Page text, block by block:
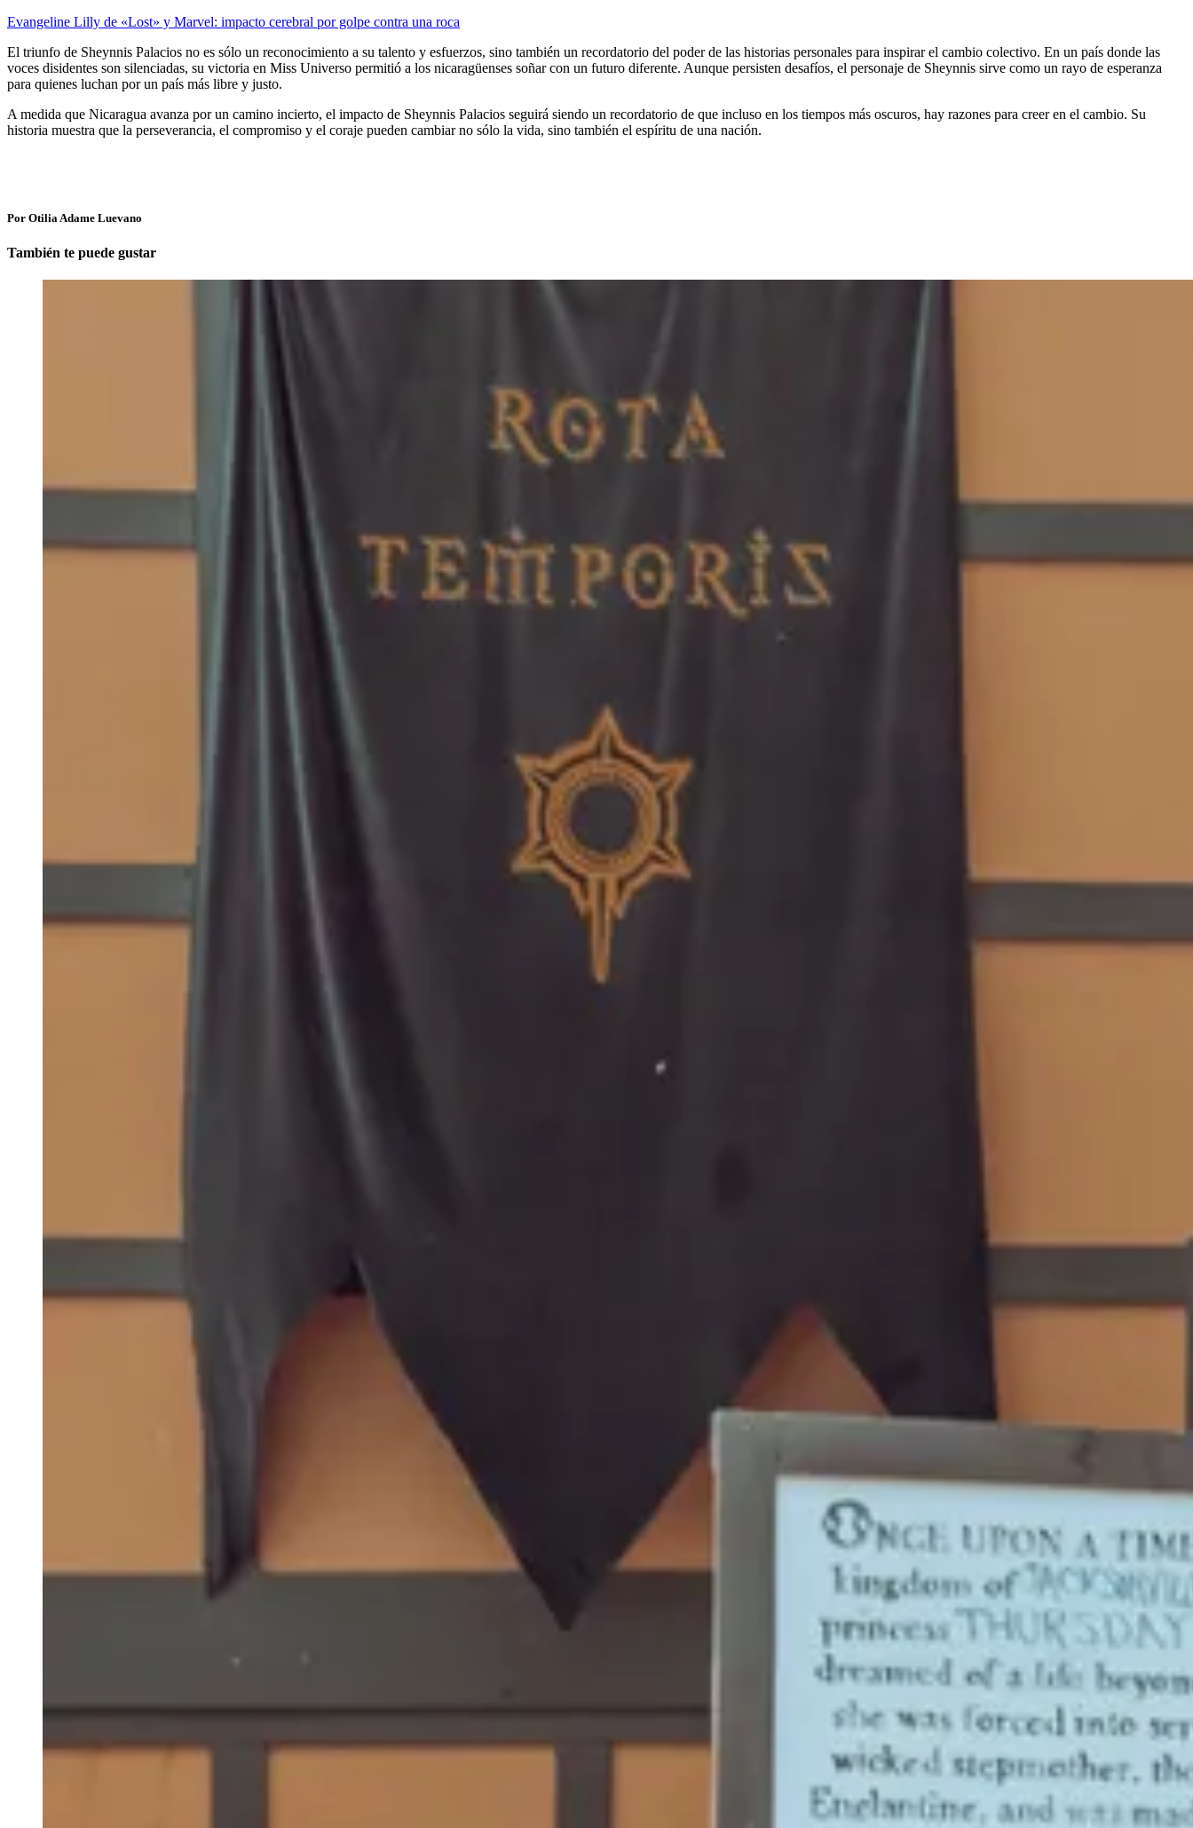
Evangeline Lilly de «Lost» y Marvel: impacto cerebral por golpe contra una roca
El triunfo de Sheynnis Palacios no es sólo un reconocimiento a su talento y esfuerzos, sino también un recordatorio del poder de las historias personales para inspirar el cambio colectivo. En un país donde las
voces disidentes son silenciadas, su victoria en Miss Universo permitió a los nicaragüenses soñar con un futuro diferente. Aunque persisten desafíos, el personaje de Sheynnis sirve como un rayo de esperanza
para quienes luchan por un país más libre y justo.
A medida que Nicaragua avanza por un camino incierto, el impacto de Sheynnis Palacios seguirá siendo un recordatorio de que incluso en los tiempos más oscuros, hay razones para creer en el cambio. Su
historia muestra que la perseverancia, el compromiso y el coraje pueden cambiar no sólo la vida, sino también el espíritu de una nación.
Por Otilia Adame Luevano
También te puede gustar